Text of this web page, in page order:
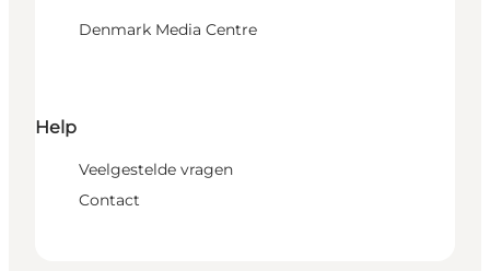
Denmark Media Centre
Help
Veelgestelde vragen
Contact